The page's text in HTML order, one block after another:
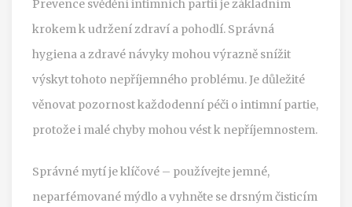
Prevence svědění intimních partií je základním
krokem k udržení zdraví a pohodlí. Správná
hygiena a zdravé návyky mohou výrazně snížit
výskyt tohoto nepříjemného problému. Je důležité
věnovat pozornost každodenní péči o intimní partie,
protože i malé chyby mohou vést k nepříjemnostem.
Správné mytí je klíčové – používejte jemné,
neparfémované mýdlo a vyhněte se drsným čisticím